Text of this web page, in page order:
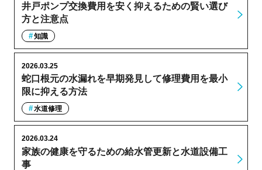
井戸ポンプ交換費用を安く抑えるための賢い選び
方と注意点
知識
蛇口根元の水漏れを早期発見して修理費用を最小
限に抑える方法
2026.03.25
水道修理
家族の健康を守るための給水管更新と水道設備工
事
2026.03.24